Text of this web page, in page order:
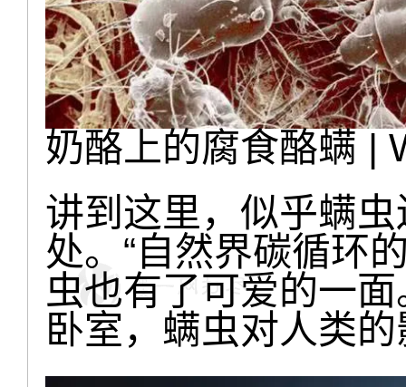
奶酪上的腐食酪螨 |
讲到这里，似乎螨
处。“自然界碳循环
虫也有了可爱的一
卧室，螨虫对人类